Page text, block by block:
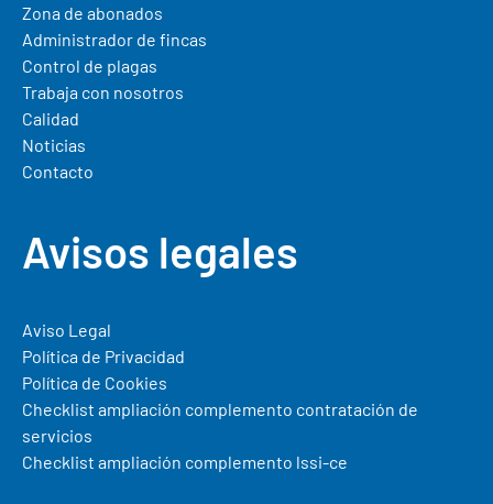
Zona de abonados
Administrador de fincas
Control de plagas
Trabaja con nosotros
Calidad
Noticias
Contacto
Avisos legales
Aviso Legal
Política de Privacidad
Política de Cookies
Checklist ampliación complemento contratación de
servicios
Checklist ampliación complemento lssi-ce